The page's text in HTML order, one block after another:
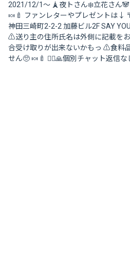
2021/12/1〜 🗼夜トさん❄️立花さん
🍬🍼 ファンレターやプレゼントは↓
神田三崎町2-2-2 加藤ビル2F SAY
⚠️送り主の住所氏名は外側に記載を
合受け取りが出来ないかもっ ⚠️食料
せん🥺 🍬🍼 🙇‍♀️🙏個別チャット返信な